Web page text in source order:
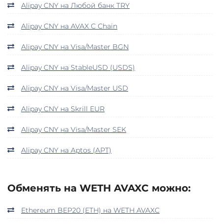
Alipay CNY на Любой банк TRY
Alipay CNY на AVAX C Chain
Alipay CNY на Visa/Master BGN
Alipay CNY на StableUSD (USDS)
Alipay CNY на Visa/Master USD
Alipay CNY на Skrill EUR
Alipay CNY на Visa/Master SEK
Alipay CNY на Aptos (APT)
Обменять на WETH AVAXC можно:
Ethereum BEP20 (ETH) на WETH AVAXC